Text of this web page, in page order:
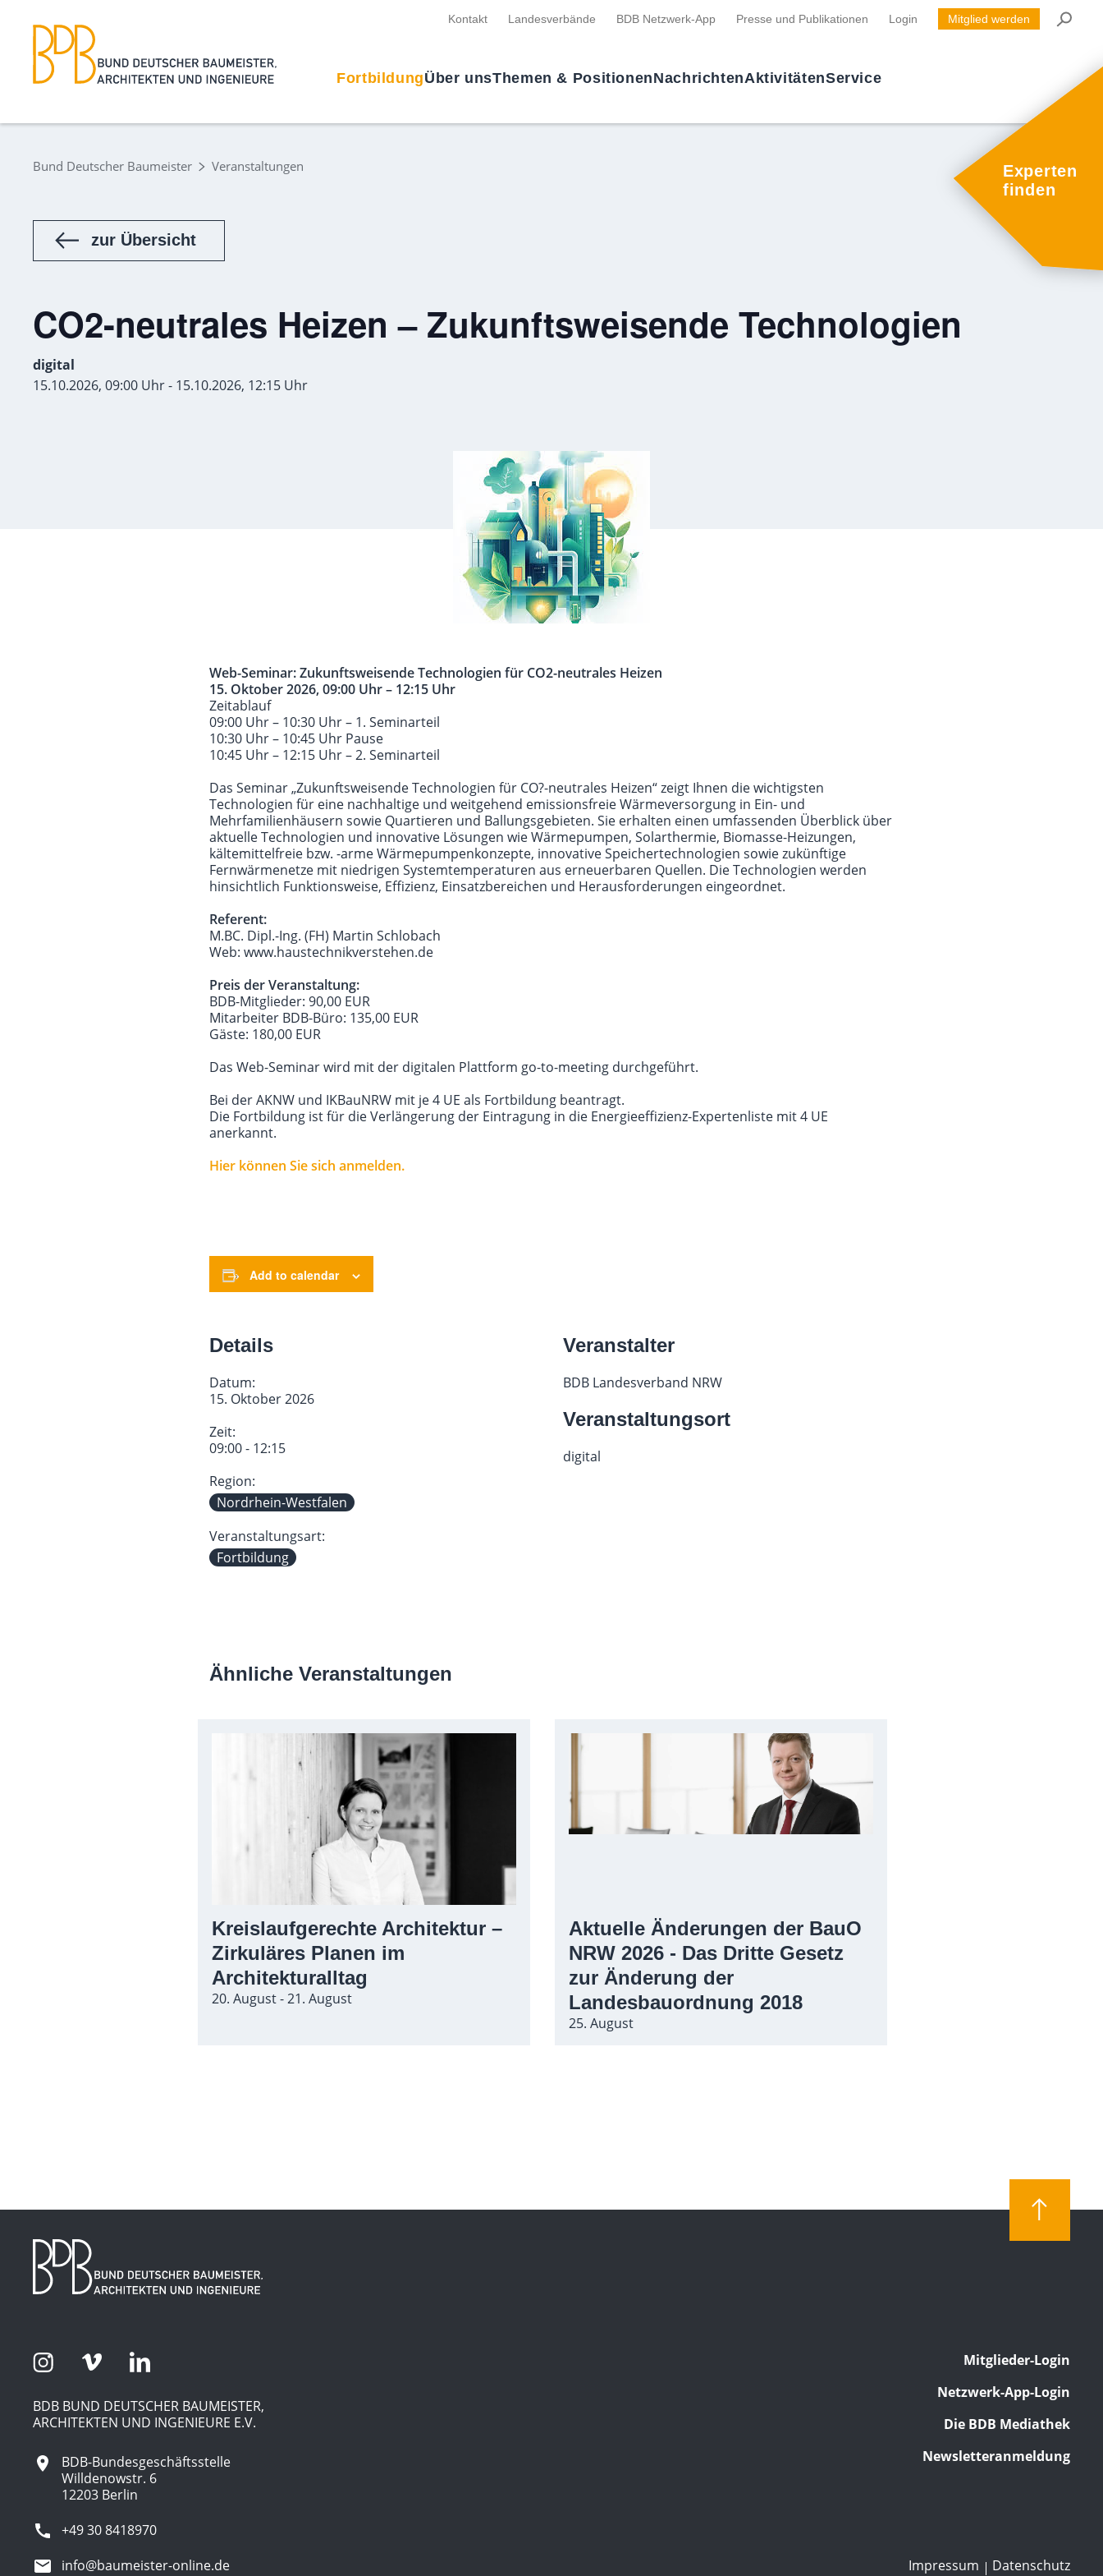
Kontakt Landesverbände BDB Netzwerk-App Presse und Publikationen Login Mitglied werden
FortbildungÜber unsThemen & PositionenNachrichtenAktivitätenService
Experten
finden
Bund Deutscher Baumeister Veranstaltungen
zur Übersicht
CO2-neutrales Heizen – Zukunftsweisende Technologien
digital
15.10.2026, 09:00 Uhr - 15.10.2026, 12:15 Uhr
Web-Seminar: Zukunftsweisende Technologien für CO2-neutrales Heizen
15. Oktober 2026, 09:00 Uhr – 12:15 Uhr
Zeitablauf
09:00 Uhr – 10:30 Uhr – 1. Seminarteil
10:30 Uhr – 10:45 Uhr Pause
10:45 Uhr – 12:15 Uhr – 2. Seminarteil
Das Seminar „Zukunftsweisende Technologien für CO?-neutrales Heizen“ zeigt Ihnen die wichtigsten
Technologien für eine nachhaltige und weitgehend emissionsfreie Wärmeversorgung in Ein- und
Mehrfamilienhäusern sowie Quartieren und Ballungsgebieten. Sie erhalten einen umfassenden Überblick über
aktuelle Technologien und innovative Lösungen wie Wärmepumpen, Solarthermie, Biomasse-Heizungen,
kältemittelfreie bzw. -arme Wärmepumpenkonzepte, innovative Speichertechnologien sowie zukünftige
Fernwärmenetze mit niedrigen Systemtemperaturen aus erneuerbaren Quellen. Die Technologien werden
hinsichtlich Funktionsweise, Effizienz, Einsatzbereichen und Herausforderungen eingeordnet.
Referent:
M.BC. Dipl.-Ing. (FH) Martin Schlobach
Web: www.haustechnikverstehen.de
Preis der Veranstaltung:
BDB-Mitglieder: 90,00 EUR
Mitarbeiter BDB-Büro: 135,00 EUR
Gäste: 180,00 EUR
Das Web-Seminar wird mit der digitalen Plattform go-to-meeting durchgeführt.
Bei der AKNW und IKBauNRW mit je 4 UE als Fortbildung beantragt.
Die Fortbildung ist für die Verlängerung der Eintragung in die Energieeffizienz-Expertenliste mit 4 UE
anerkannt.
Hier können Sie sich anmelden.
Add to calendar
Details
Datum:
15. Oktober 2026
Zeit:
09:00 - 12:15
Region:
Nordrhein-Westfalen
Veranstaltungsart:
Fortbildung
Veranstalter
BDB Landesverband NRW
Veranstaltungsort
digital
Ähnliche Veranstaltungen
Kreislaufgerechte Architektur –
Zirkuläres Planen im
Architekturalltag
20. August - 21. August
Aktuelle Änderungen der BauO
NRW 2026 - Das Dritte Gesetz
zur Änderung der
Landesbauordnung 2018
25. August
BDB BUND DEUTSCHER BAUMEISTER,
ARCHITEKTEN UND INGENIEURE E.V.
BDB-Bundesgeschäftsstelle
Willdenowstr. 6
12203 Berlin
+49 30 8418970
info@baumeister-online.de
Mitglieder-Login
Netzwerk-App-Login
Die BDB Mediathek
Newsletteranmeldung
Impressum Datenschutz